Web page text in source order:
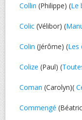
Collin (Philippe) (Le
Colic (Vélibor) (
Colin (Jérôme) (Les
Colize (Paul) (
Coman (Carolyn)(
Commengé